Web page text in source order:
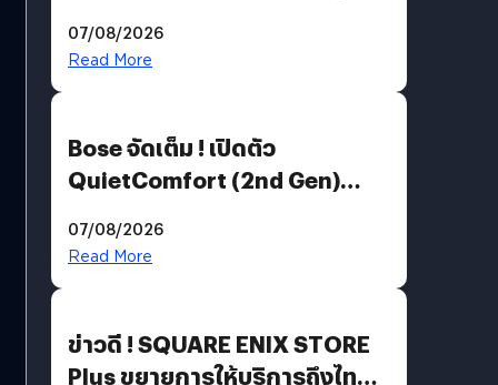
มีภาษาไทยด้วย
07/08/2026
Read More
Bose จัดเต็ม ! เปิดตัว
QuietComfort (2nd Gen)
07/08/2026
Read More
ข่าวดี ! SQUARE ENIX STORE
Plus ขยายการให้บริการถึงไทย